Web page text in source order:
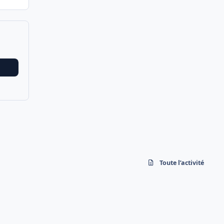
Toute l’activité